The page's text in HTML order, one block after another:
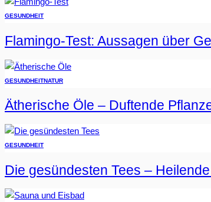
GESUNDHEIT
Flamingo-Test: Aussagen über
GESUNDHEITNATUR
Ätherische Öle – Duftende
GESUNDHEIT
Die gesündesten Tees –